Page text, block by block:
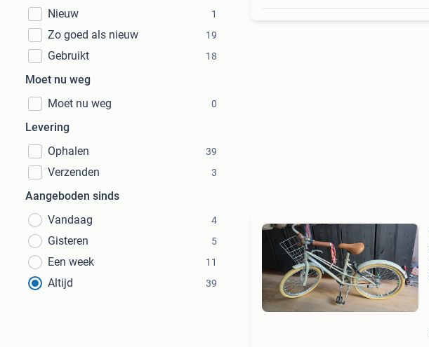
Nieuw
1
Zo goed als nieuw 19
Gebruikt 18
Moet nu weg
Moet nu weg
0
Levering
Ophalen
39
Verzenden 3
Aangeboden sinds
Vandaag
4
Gisteren 5
Een week 11
Altijd 39